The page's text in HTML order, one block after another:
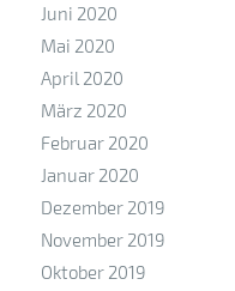
Juni 2020
Mai 2020
April 2020
März 2020
Februar 2020
Januar 2020
Dezember 2019
November 2019
Oktober 2019